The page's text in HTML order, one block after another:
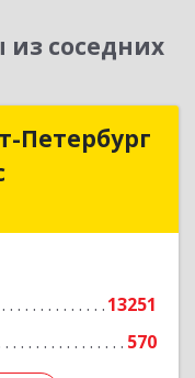
соседних
Петербург
13251
570
Петербург
офис